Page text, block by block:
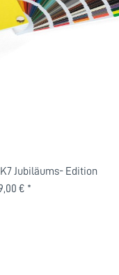
Jubiläums- Edition
€ *